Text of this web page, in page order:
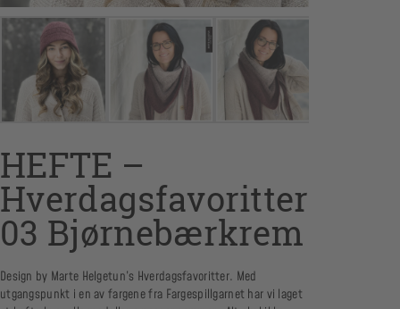
HEFTE –
Hverdagsfavoritter
03 Bjørnebærkrem
Design by Marte Helgetun’s Hverdagsfavoritter. Med
utgangspunkt i en av fargene fra Fargespillgarnet har vi laget